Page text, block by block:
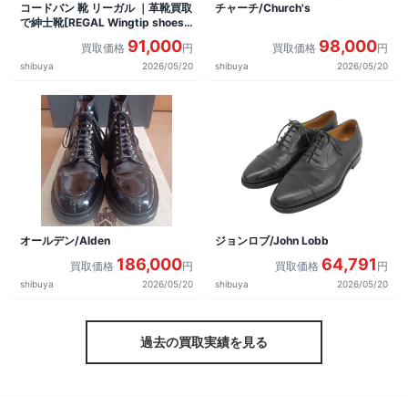
コードバン 靴 リーガル ｜革靴買取
で紳士靴[REGAL Wingtip shoes]
買取価格 91,000円
shibuya 2026/05/20
チャーチ/Church's
買取価格 98,000円
shibuya 2026/05/20
オールデン/Alden
買取価格 186,000円
shibuya 2026/05/20
ジョンロブ/John Lobb
買取価格 64,791 円
shibuya 2026/05/20
過去の買取実績を見る